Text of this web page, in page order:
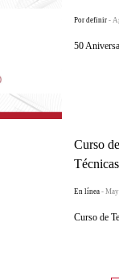
Por definir -
50
Curso
En línea -
Curso de